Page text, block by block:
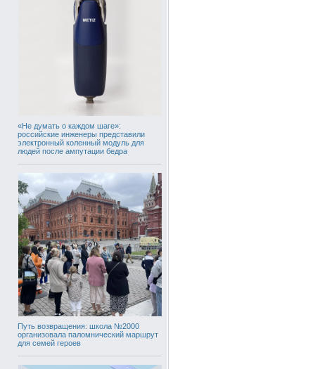
«Не думать о каждом шаге»:
российские инженеры представили
электронный коленный модуль для
людей после ампутации бедра
Путь возвращения: школа №2000
организовала паломнический маршрут
для семей героев